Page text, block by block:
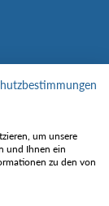
um unsere
und Ihnen ein
zu den von